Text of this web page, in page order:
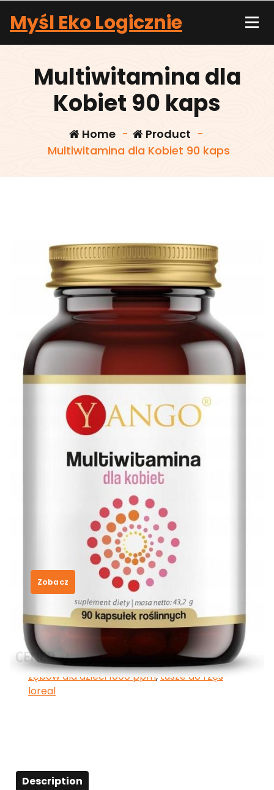
content
Myśl Eko Logicznie
Multiwitamina dla
Kobiet 90 kaps
Home- Product -
Multiwitamina dla Kobiet 90 kaps
Multiwitamina dla Kobiet 90 kaps
Zobacz
SKU:3a1ee268beb7
Category: Yango
Tags:
one blade ostrza promocja,onlybio
szampon do włosów suchych
pasta do
zębów dla dzieci 1000 ppm,tusze do rzęs
loreal
Description